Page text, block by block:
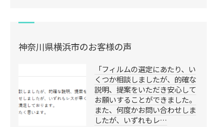
神奈川県横浜市のお客様の声
「フィルムの選定にあたり、い
くつか相談しましたが、的確な
説明、提案をいただき安心して
お願いすることができました。
また、何度かお問い合わせしま
したが、いずれもレ…